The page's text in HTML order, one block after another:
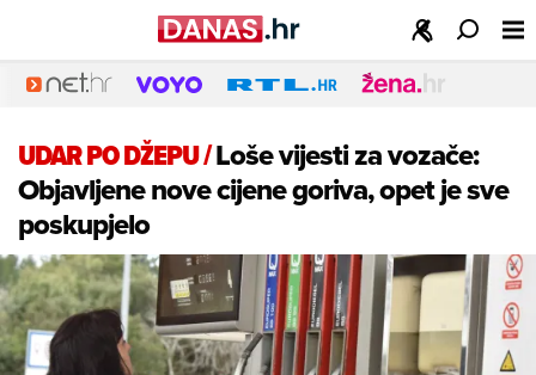
UDAR PO DŽEPU/Loše vijesti za vozače:
Objavljene nove cijene goriva, opet je sve
poskupjelo